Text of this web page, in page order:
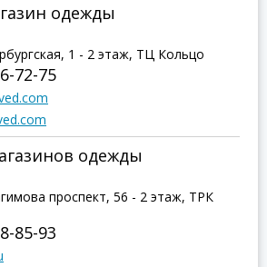
одежды
1 - 2 этаж, ТЦ Кольцо
72-75
одежды
проспект, 56 - 2 этаж, ТРК
85-93